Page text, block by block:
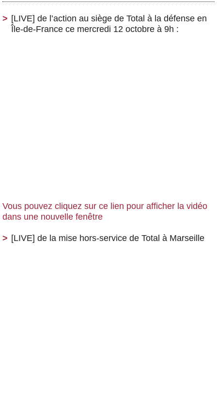
[LIVE] de l’action au siège de Total à la défense en
Île-de-France ce mercredi 12 octobre à 9h :
Vous pouvez cliquez sur ce lien pour afficher la vidéo
dans une nouvelle fenêtre
[LIVE] de la mise hors-service de Total à Marseille